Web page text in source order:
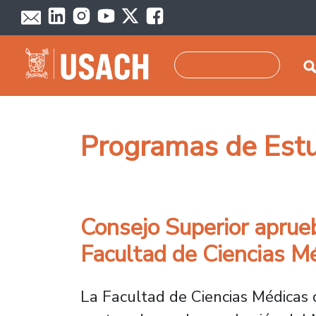
Pasar al contenido principal
Programas de
Consejo Superior
Facultad de Ciencias
La Facultad de Ciencias